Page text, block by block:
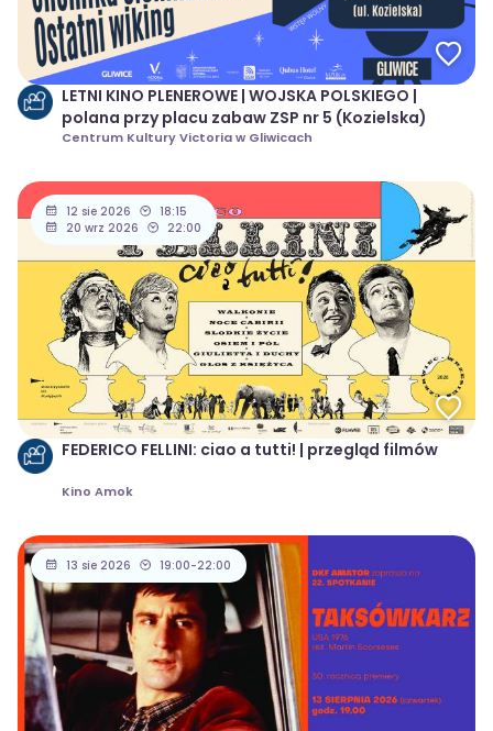
LETNI KINO PLENEROWE | WOJSKA POLSKIEGO |
polana przy placu zabaw ZSP nr 5 (Kozielska)
Centrum Kultury Victoria w Gliwicach
12 sie 2026
18:15
20 wrz 2026
22:00
FEDERICO FELLINI: ciao a tutti! | przegląd filmów
Kino Amok
13 sie 2026 19:00-22:00